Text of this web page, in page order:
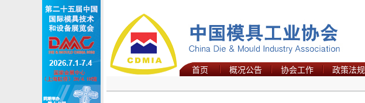
首页 概况公告 协会工作 政策法规